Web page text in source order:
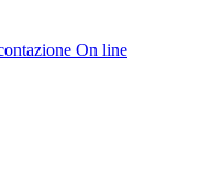
On line